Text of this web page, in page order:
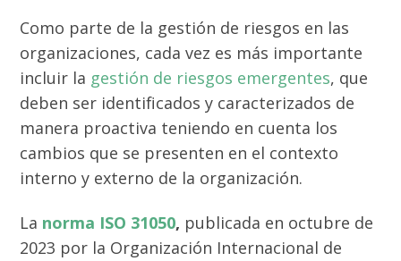
Como parte de la gestión de riesgos en las
organizaciones, cada vez es más importante
incluir la gestión de riesgos emergentes, que
deben ser identificados y caracterizados de
manera proactiva teniendo en cuenta los
cambios que se presenten en el contexto
interno y externo de la organización.
La norma ISO 31050, publicada en octubre de
2023 por la Organización Internacional de